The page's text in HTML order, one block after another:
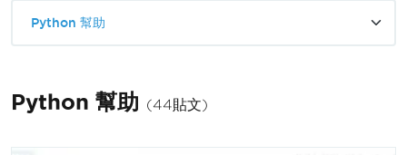
Python 幫助
Python 幫助 (44貼文)